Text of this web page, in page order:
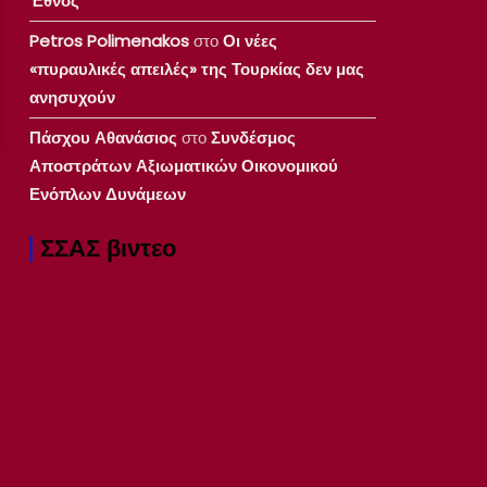
Petros PolimenakosστοΟι νέες
«πυραυλικές απειλές» της Τουρκίας δεν μας
ανησυχούν
Πάσχου Αθανάσιος στοΣυνδέσμος
Αποστράτων Αξιωματικών Οικονομικού
Ενόπλων Δυνάμεων
ΣΣΑΣ βιντεο